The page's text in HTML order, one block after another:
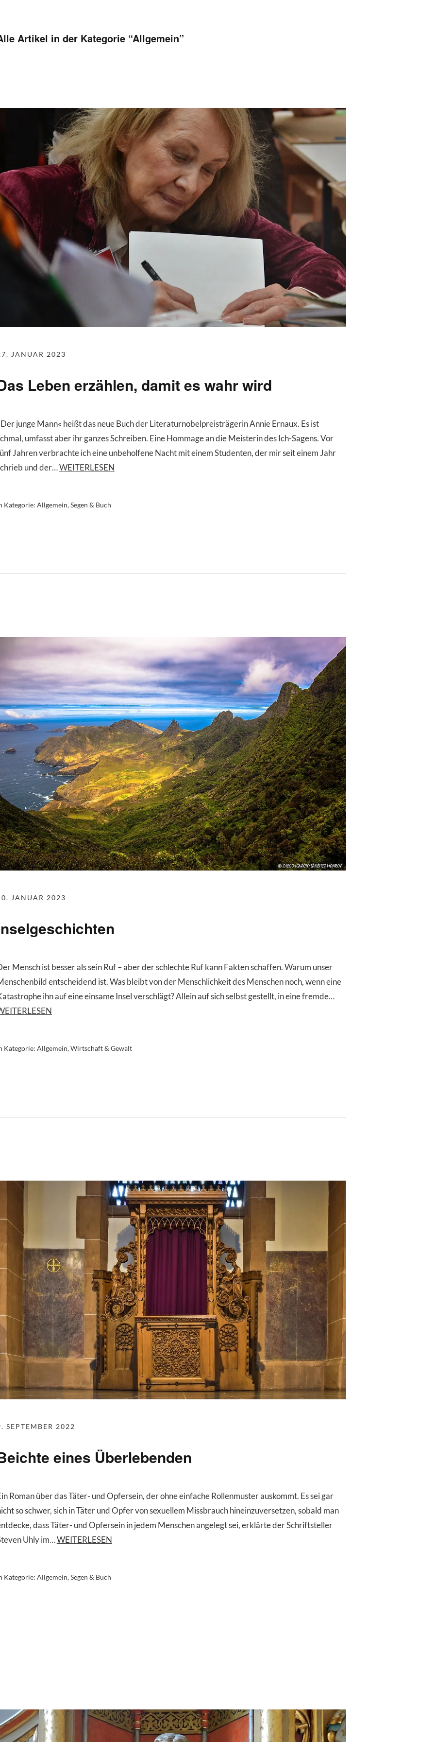
Artikel in der Kategorie “Allgemein”
JANUAR 2023
Leben erzählen, damit es wahr wird
junge Mann« heißt das neue Buch der Literaturnobelpreisträgerin Annie Ernaux. Es ist
umfasst aber ihr ganzes Schreiben. Eine Hommage an die Meisterin des Ich-Sagens. Vor
Jahren verbrachte ich eine unbeholfene Nacht mit einem Studenten, der mir seit einem Jahr
und der…WEITERLESEN
Kategorie: Allgemein,Segen & Buch
JANUAR 2023
Mensch ist besser als sein Ruf – aber der schlechte Ruf kann Fakten schaffen. Warum unser
entscheidend ist. Was bleibt von der Menschlichkeit des Menschen noch, wenn eine
ihn auf eine einsame Insel verschlägt? Allein auf sich selbst gestellt, in eine fremde…
Kategorie: Allgemein,Wirtschaft & Gewalt
SEPTEMBER 2022
eines Überlebenden
Roman über das Täter- und Opfersein, der ohne einfache Rollenmuster auskommt. Es sei gar
so schwer, sich in Täter und Opfer von sexuellem Missbrauch hineinzuversetzen, sobald man
dass Täter- und Opfersein in jedem Menschen angelegt sei, erklärte der Schriftsteller
Uhly im…WEITERLESEN
Kategorie: Allgemein,Segen & Buch